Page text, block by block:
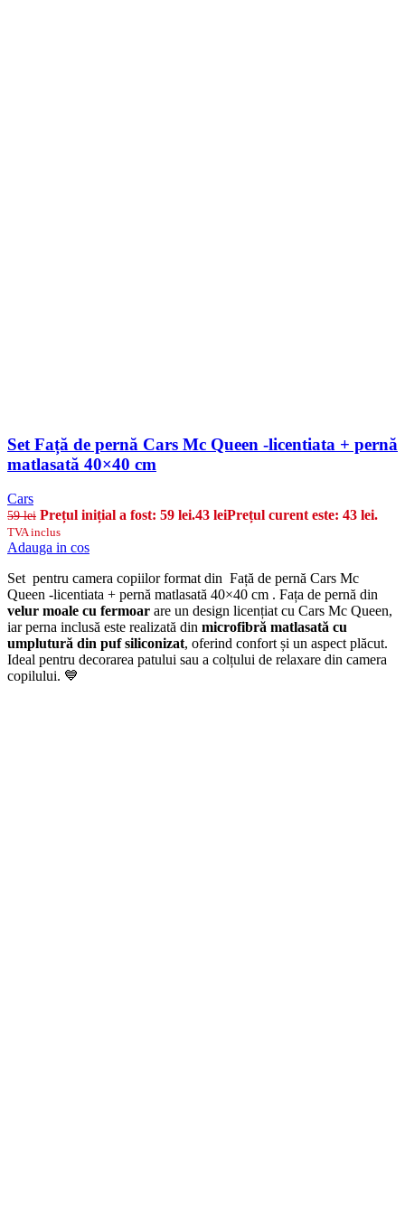
Set Față de pernă Cars Mc Queen -licentiata + pernă
matlasată 40×40 cm
Cars
59lei Prețul inițial a fost: 59 lei.43 leiPrețul curent este: 43 lei.
TVA inclus
Adauga in cos
Set pentru camera copiilor format din Față de pernă Cars Mc
Queen -licentiata + pernă matlasată 40×40 cm . Fața de pernă din
velur moale cu fermoar are un design licențiat cu Cars Mc Queen,
iar perna inclusă este realizată din microfibră matlasată cu
umplutură din puf siliconizat, oferind confort și un aspect plăcut.
Ideal pentru decorarea patului sau a colțului de relaxare din camera
copilului. 💙